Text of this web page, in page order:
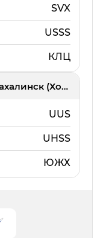
SVX
USSS
КЛЦ
Южно-Сахалинск (Хомутово)
UUS
UHSS
ЮЖХ